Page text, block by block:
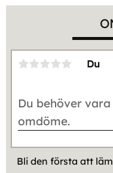
Du
Bli den första att